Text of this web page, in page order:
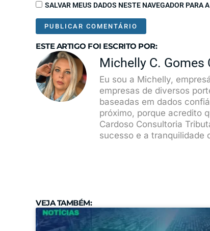
SALVAR MEUS DADOS NESTE NAVEGADOR PARA
ESTE ARTIGO FOI ESCRITO POR:
Michelly C. Gomes
Eu sou a Michelly,
empresas de diversos
baseadas em dados
próximo, porque acredito
Cardoso Consultoria
sucesso e a tranquilidade
VEJA TAMBÉM: